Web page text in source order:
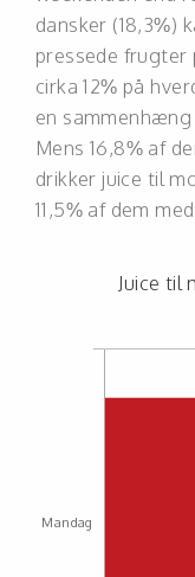
dansker (18,3%)
pressede frugter
cirka 12% på
en
Mens 16,8% af
drikker juice til
11,5% af dem
Juice til